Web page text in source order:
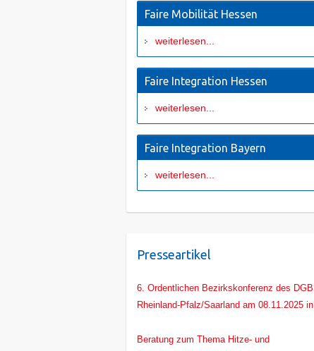
Faire Mobilität Hessen
weiterlesen...
Faire Integration Hessen
weiterlesen...
Faire Integration Bayern
weiterlesen...
Presseartikel
6. Ordentlichen Bezirkskonferenz des DGB
Rheinland-Pfalz/Saarland am 08.11.2025 in
Beratung zum Thema Hitze- und